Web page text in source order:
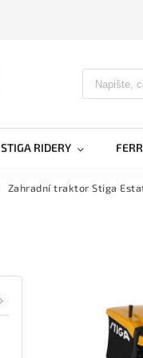
STIGA RIDERY
Zahradní traktor Stiga